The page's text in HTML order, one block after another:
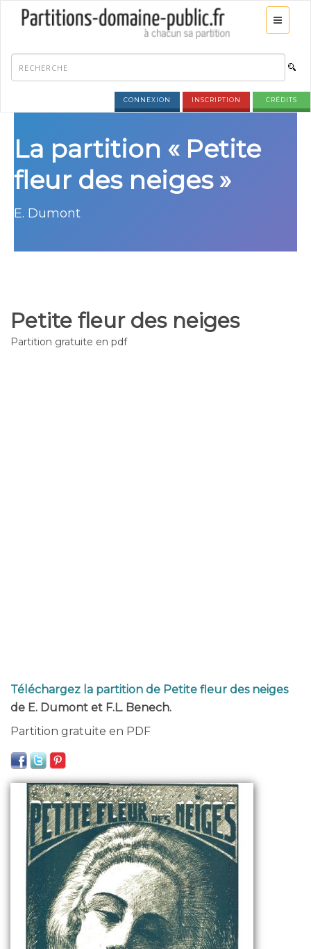
CONNEXION INSCRIPTION CRÉDITS
La partition « Petite
fleur des neiges »
E. Dumont
Petite fleur des neiges
Partition gratuite en pdf
Téléchargez la partition de Petite fleur des neiges
de E. Dumont et F.L. Benech.
Partition gratuite en PDF